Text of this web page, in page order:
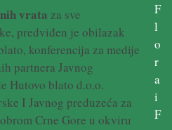
vrata za sve
predviđen je obilazak
konferencija za medije
partnera Javnog
Hutovo blato d.o.o.
I Javnog preduzeća za
Crne Gore u okviru
F
l
o
r
a
i
F